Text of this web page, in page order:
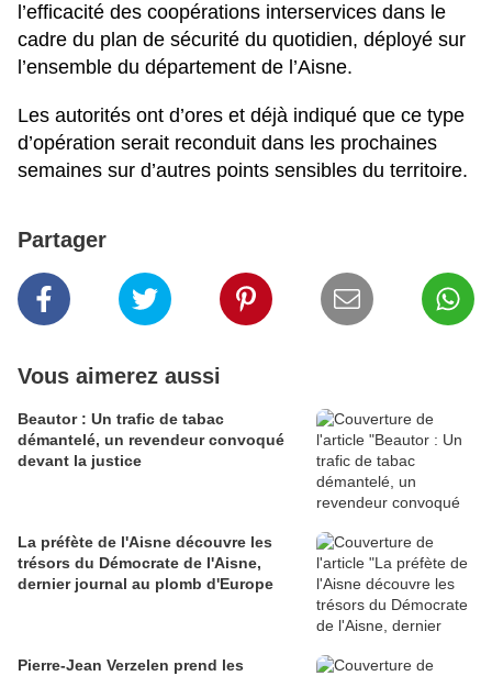
l’efficacité des coopérations interservices dans le
cadre du plan de sécurité du quotidien, déployé sur
l’ensemble du département de l’Aisne.
Les autorités ont d’ores et déjà indiqué que ce type
d’opération serait reconduit dans les prochaines
semaines sur d’autres points sensibles du territoire.
Partager
Vous aimerez aussi
Beautor : Un trafic de tabac
démantelé, un revendeur convoqué
devant la justice
La préfète de l'Aisne découvre les
trésors du Démocrate de l'Aisne,
dernier journal au plomb d'Europe
Pierre-Jean Verzelen prend les